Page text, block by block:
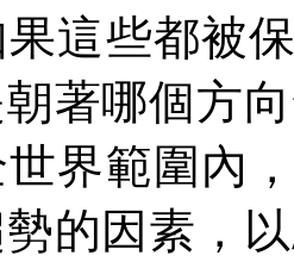
這些都被
著哪個方
界範圍內
的因素，